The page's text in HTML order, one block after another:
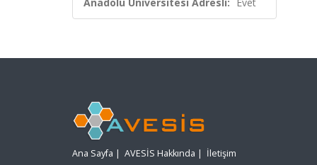
Ana Sayfa | AVESİS Hakkında | İletişim